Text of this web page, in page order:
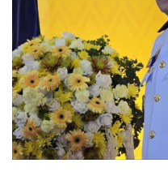
การเมือง
•
ท่องเที่ยว
• กีฬา
• ต่างประเทศ
• Special Scoop
• เศรษฐกิจ-ธุรกิจ
• จีน